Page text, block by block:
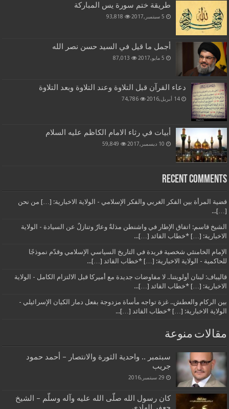
طريقة ختم سورة يس المباركة
5 سبتمبر,2017 93,818
أجمل ما قيل في السيد حسن نصر الله
5 مايو,2017 87,013
دعاء القرآن قبل التلاوة وعند التلاوة وبعد التلاوة
14 أبريل,2016 74,786
أبيات في رثاء الامام الكاظم عليه السلام
10 ديسمبر,2017 59,849
Recent Comments
قضية المرأة بين الفكر الغربي والفكر الإسلامي - الولاية الاخبارية: […] من نحن
[…]...
الشيخ قاسم: اتفاق الإطار في واشنطن مذلةٌ وعارٌ وتنازلٌ عن السيادة - الولاية
الاخبارية: […] *خطاب القائد […]...
الإمام الخامنئي شخصية فريدة في التاريخ السياسي الإسلامي وقدّم نموذجًا
للحاكمية - الولاية الاخبارية: […] *خطاب القائد […]...
قاليباف: لبنان أولويتنا.. لا مفاوضات جديدة مع أميركا قبل الالتزام الكامل - الولاية
الاخبارية: […] *خطاب القائد […]...
بين الركام والعطش.. غزة تواجه مأساة مزدوجة بفعل دمار الكيان الإسرائيلي -
الولاية الاخبارية: […] *خطاب القائد […]...
مقالات منوعة
سبتمبر .. واحدية الثورة والانتصار – أحمد حمود
جريب
29 سبتمبر,2016
كان رسول الله صلّى الله عليه وآله وسلّم – الشيخ